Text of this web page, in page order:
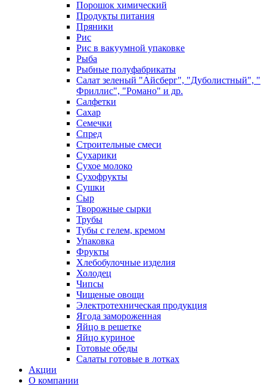
Порошок химический
Продукты питания
Пряники
Рис
Рис в вакуумной упаковке
Рыба
Рыбные полуфабрикаты
Салат зеленый "Айсберг", "Дуболистный", "
Фриллис", "Романо" и др.
Салфетки
Сахар
Семечки
Спред
Строительные смеси
Сухарики
Сухое молоко
Сухофрукты
Сушки
Сыр
Творожные сырки
Трубы
Тубы с гелем, кремом
Упаковка
Фрукты
Хлебобулочные изделия
Холодец
Чипсы
Чищеные овощи
Электротехническая продукция
Ягода замороженная
Яйцо в решетке
Яйцо куриное
Готовые обеды
Салаты готовые в лотках
Акции
О компании